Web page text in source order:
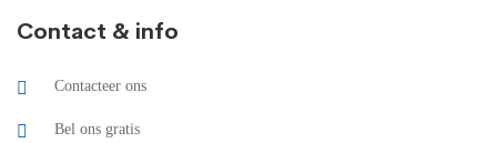
Contact & info
Contacteer ons
Bel ons gratis